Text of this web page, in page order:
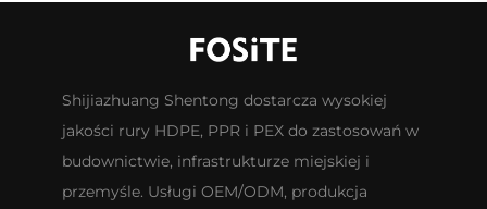
Shijiazhuang Shentong dostarcza wysokiej
jakości rury HDPE, PPR i PEX do zastosowań w
budownictwie, infrastrukturze miejskiej i
przemyśle. Usługi OEM/ODM, produkcja